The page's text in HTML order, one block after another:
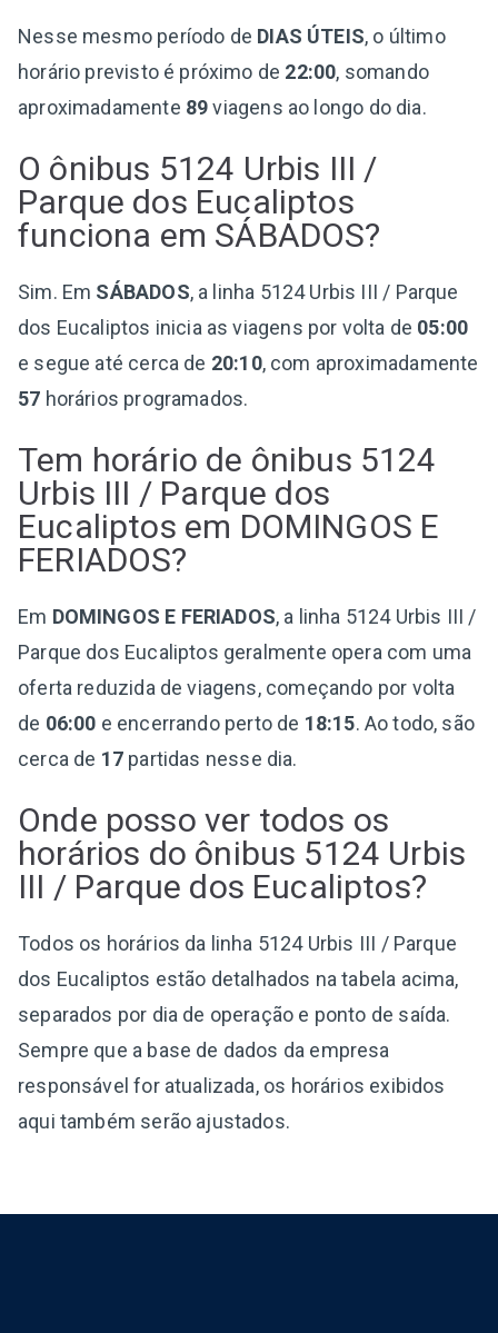
Nesse mesmo período de DIAS ÚTEIS, o último
horário previsto é próximo de 22:00, somando
aproximadamente 89viagens ao longo do dia.
O ônibus 5124 Urbis III /
Parque dos Eucaliptos
funciona em SÁBADOS?
Sim. Em SÁBADOS, a linha 5124 Urbis III / Parque
dos Eucaliptos inicia as viagens por volta de 05:00
e segue até cerca de 20:10, com aproximadamente
57 horários programados.
Tem horário de ônibus 5124
Urbis III / Parque dos
Eucaliptos em DOMINGOS E
FERIADOS?
Em DOMINGOS E FERIADOS, a linha 5124 Urbis III /
Parque dos Eucaliptos geralmente opera com uma
oferta reduzida de viagens, começando por volta
de 06:00 e encerrando perto de 18:15. Ao todo, são
cerca de 17 partidas nesse dia.
Onde posso ver todos os
horários do ônibus 5124 Urbis
III / Parque dos Eucaliptos?
Todos os horários da linha 5124 Urbis III / Parque
dos Eucaliptos estão detalhados na tabela acima,
separados por dia de operação e ponto de saída.
Sempre que a base de dados da empresa
responsável for atualizada, os horários exibidos
aqui também serão ajustados.